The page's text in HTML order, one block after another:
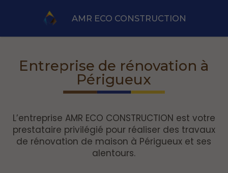
AMR ECO CONSTRUCTION
Entreprise de rénovation à
Périgueux
L’entreprise AMR ECO CONSTRUCTION est votre
prestataire privilégié pour réaliser des travaux
de rénovation de maison à Périgueux et ses
alentours.